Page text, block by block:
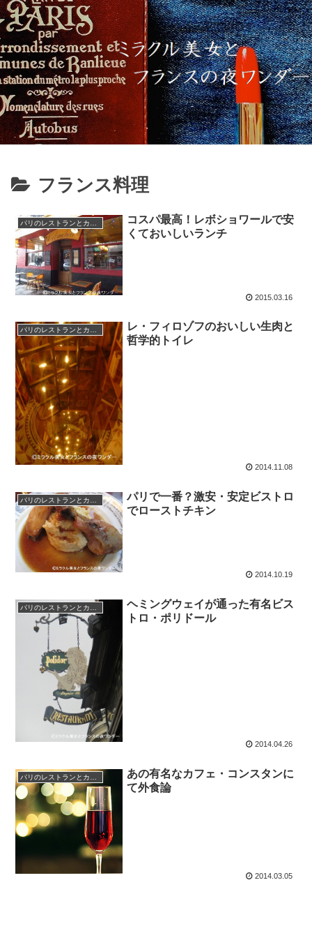
フランス料理
コスパ最高！レボショワールで安
くておいしいランチ
2015.03.16
パリのレストランとカフェ
レ・フィロゾフのおいしい生肉と
哲学的トイレ
2014.11.08
パリで一番？激安・安定ビストロ
でローストチキン
2014.10.19
ヘミングウェイが通った有名ビス
トロ・ポリドール
2014.04.26
あの有名なカフェ・コンスタンに
て外食論
2014.03.05